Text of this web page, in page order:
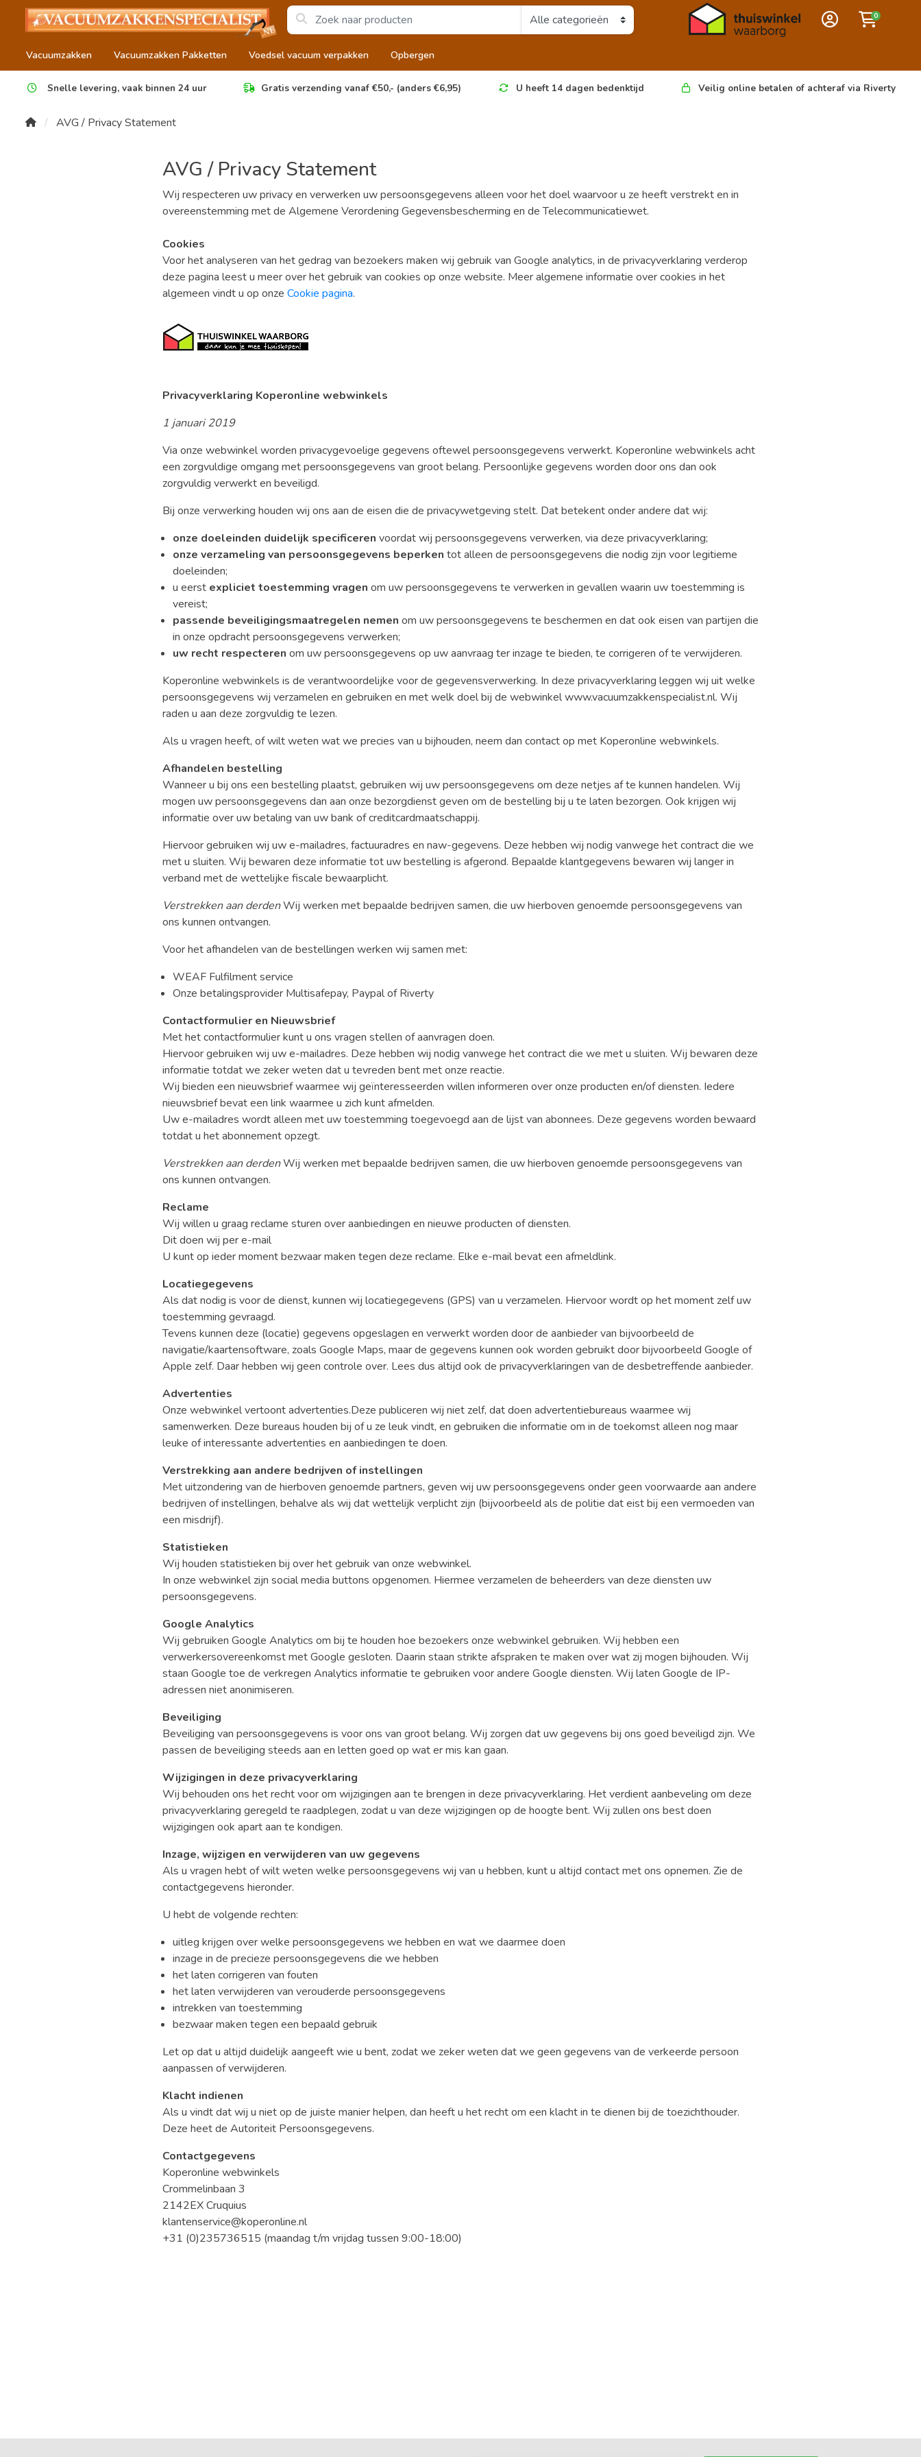
0
Vacuumzakken Vacuumzakken Pakketten Voedsel vacuum verpakken Opbergen
Snelle levering, vaak binnen 24 uur Gratis verzending vanaf €50,- (anders €6,95) U heeft 14 dagen bedenktijd Veilig online betalen of achteraf via Riverty
AVG / Privacy Statement
AVG / Privacy Statement
Wij respecteren uw privacy en verwerken uw persoonsgegevens alleen voor het doel waarvoor u ze heeft verstrekt en in
overeenstemming met de Algemene Verordening Gegevensbescherming en de Telecommunicatiewet.
Cookies
Voor het analyseren van het gedrag van bezoekers maken wij gebruik van Google analytics, in de privacyverklaring verderop
deze pagina leest u meer over het gebruik van cookies op onze website. Meer algemene informatie over cookies in het
algemeen vindt u op onze Cookie pagina.
Privacyverklaring Koperonline webwinkels
1 januari 2019
Via onze webwinkel worden privacygevoelige gegevens oftewel persoonsgegevens verwerkt. Koperonline webwinkels acht
een zorgvuldige omgang met persoonsgegevens van groot belang. Persoonlijke gegevens worden door ons dan ook
zorgvuldig verwerkt en beveiligd.
Bij onze verwerking houden wij ons aan de eisen die de privacywetgeving stelt. Dat betekent onder andere dat wij:
onze doeleinden duidelijk specificeren voordat wij persoonsgegevens verwerken, via deze privacyverklaring;
onze verzameling van persoonsgegevens beperken tot alleen de persoonsgegevens die nodig zijn voor legitieme
doeleinden;
u eerst expliciet toestemming vragen om uw persoonsgegevens te verwerken in gevallen waarin uw toestemming is
vereist;
passende beveiligingsmaatregelen nemen om uw persoonsgegevens te beschermen en dat ook eisen van partijen die
in onze opdracht persoonsgegevens verwerken;
uw recht respecteren om uw persoonsgegevens op uw aanvraag ter inzage te bieden, te corrigeren of te verwijderen.
Koperonline webwinkels is de verantwoordelijke voor de gegevensverwerking. In deze privacyverklaring leggen wij uit welke
persoonsgegevens wij verzamelen en gebruiken en met welk doel bij de webwinkel www.vacuumzakkenspecialist.nl. Wij
raden u aan deze zorgvuldig te lezen.
Als u vragen heeft, of wilt weten wat we precies van u bijhouden, neem dan contact op met Koperonline webwinkels.
Afhandelen bestelling
Wanneer u bij ons een bestelling plaatst, gebruiken wij uw persoonsgegevens om deze netjes af te kunnen handelen. Wij
mogen uw persoonsgegevens dan aan onze bezorgdienst geven om de bestelling bij u te laten bezorgen. Ook krijgen wij
informatie over uw betaling van uw bank of creditcardmaatschappij.
Hiervoor gebruiken wij uw e-mailadres, factuuradres en naw-gegevens. Deze hebben wij nodig vanwege het contract die we
met u sluiten. Wij bewaren deze informatie tot uw bestelling is afgerond. Bepaalde klantgegevens bewaren wij langer in
verband met de wettelijke fiscale bewaarplicht.
Verstrekken aan derdenWij werken met bepaalde bedrijven samen, die uw hierboven genoemde persoonsgegevens van
ons kunnen ontvangen.
Voor het afhandelen van de bestellingen werken wij samen met:
WEAF Fulfilment service
Onze betalingsprovider Multisafepay, Paypal of Riverty
Contactformulier en Nieuwsbrief
Met het contactformulier kunt u ons vragen stellen of aanvragen doen.
Hiervoor gebruiken wij uw e-mailadres. Deze hebben wij nodig vanwege het contract die we met u sluiten. Wij bewaren deze
informatie totdat we zeker weten dat u tevreden bent met onze reactie.
Wij bieden een nieuwsbrief waarmee wij geïnteresseerden willen informeren over onze producten en/of diensten. Iedere
nieuwsbrief bevat een link waarmee u zich kunt afmelden.
Uw e-mailadres wordt alleen met uw toestemming toegevoegd aan de lijst van abonnees. Deze gegevens worden bewaard
totdat u het abonnement opzegt.
Verstrekken aan derdenWij werken met bepaalde bedrijven samen, die uw hierboven genoemde persoonsgegevens van
ons kunnen ontvangen.
Reclame
Wij willen u graag reclame sturen over aanbiedingen en nieuwe producten of diensten.
Dit doen wij per e-mail
U kunt op ieder moment bezwaar maken tegen deze reclame. Elke e-mail bevat een afmeldlink.
Locatiegegevens
Als dat nodig is voor de dienst, kunnen wij locatiegegevens (GPS) van u verzamelen. Hiervoor wordt op het moment zelf uw
toestemming gevraagd.
Tevens kunnen deze (locatie) gegevens opgeslagen en verwerkt worden door de aanbieder van bijvoorbeeld de
navigatie/kaartensoftware, zoals Google Maps, maar de gegevens kunnen ook worden gebruikt door bijvoorbeeld Google of
Apple zelf. Daar hebben wij geen controle over. Lees dus altijd ook de privacyverklaringen van de desbetreffende aanbieder.
Advertenties
Onze webwinkel vertoont advertenties.Deze publiceren wij niet zelf, dat doen advertentiebureaus waarmee wij
samenwerken. Deze bureaus houden bij of u ze leuk vindt, en gebruiken die informatie om in de toekomst alleen nog maar
leuke of interessante advertenties en aanbiedingen te doen.
Verstrekking aan andere bedrijven of instellingen
Met uitzondering van de hierboven genoemde partners, geven wij uw persoonsgegevens onder geen voorwaarde aan andere
bedrijven of instellingen, behalve als wij dat wettelijk verplicht zijn (bijvoorbeeld als de politie dat eist bij een vermoeden van
een misdrijf).
Statistieken
Wij houden statistieken bij over het gebruik van onze webwinkel.
In onze webwinkel zijn social media buttons opgenomen. Hiermee verzamelen de beheerders van deze diensten uw
persoonsgegevens.
Google Analytics
Wij gebruiken Google Analytics om bij te houden hoe bezoekers onze webwinkel gebruiken. Wij hebben een
verwerkersovereenkomst met Google gesloten. Daarin staan strikte afspraken te maken over wat zij mogen bijhouden. Wij
staan Google toe de verkregen Analytics informatie te gebruiken voor andere Google diensten. Wij laten Google de IP-
adressen niet anonimiseren.
Beveiliging
Beveiliging van persoonsgegevens is voor ons van groot belang. Wij zorgen dat uw gegevens bij ons goed beveiligd zijn. We
passen de beveiliging steeds aan en letten goed op wat er mis kan gaan.
Wijzigingen in deze privacyverklaring
Wij behouden ons het recht voor om wijzigingen aan te brengen in deze privacyverklaring. Het verdient aanbeveling om deze
privacyverklaring geregeld te raadplegen, zodat u van deze wijzigingen op de hoogte bent. Wij zullen ons best doen
wijzigingen ook apart aan te kondigen.
Inzage, wijzigen en verwijderen van uw gegevens
Als u vragen hebt of wilt weten welke persoonsgegevens wij van u hebben, kunt u altijd contact met ons opnemen. Zie de
contactgegevens hieronder.
U hebt de volgende rechten:
uitleg krijgen over welke persoonsgegevens we hebben en wat we daarmee doen
inzage in de precieze persoonsgegevens die we hebben
het laten corrigeren van fouten
het laten verwijderen van verouderde persoonsgegevens
intrekken van toestemming
bezwaar maken tegen een bepaald gebruik
Let op dat u altijd duidelijk aangeeft wie u bent, zodat we zeker weten dat we geen gegevens van de verkeerde persoon
aanpassen of verwijderen.
Klacht indienen
Als u vindt dat wij u niet op de juiste manier helpen, dan heeft u het recht om een klacht in te dienen bij de toezichthouder.
Deze heet de Autoriteit Persoonsgegevens.
Contactgegevens
Koperonline webwinkels
Crommelinbaan 3
2142EX Cruquius
klantenservice@koperonline.nl
+31 (0)235736515 (maandag t/m vrijdag tussen 9:00-18:00)